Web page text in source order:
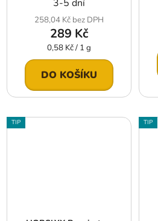
3-5 dní
258,04 Kč bez DPH
289 Kč
Měrná
cena:
0,58 Kč / 1 g
DO KOŠÍKU
TIP TIP